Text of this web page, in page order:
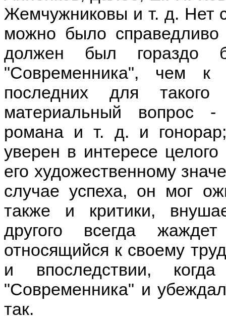
Жемчужниковы и т. д. Нет
можно было справедливо
должен был гораздо
"Современника", чем к
последних для
материальный вопрос -
романа и т. д. и
уверен в интересе
его художественному
случае успеха, он мог
также и критики,
другого всегда жаждет
относящийся к своему
и впоследствии,
"Современника" и
так.